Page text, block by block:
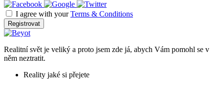
I agree with yourTerms & Conditions
Registrovat
Realitní svět je veliký a proto jsem zde já, abych Vám pomohl se v
něm neztratit.
Reality jaké si přejete